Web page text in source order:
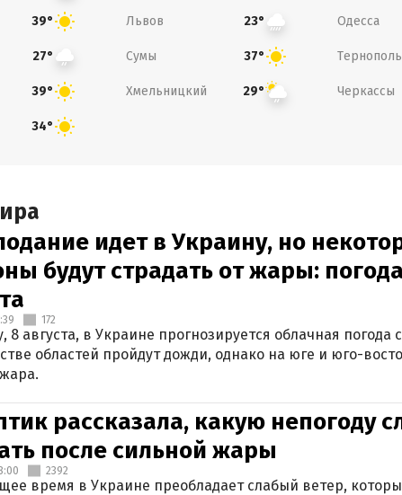
39° Львов 23° Одесса
27° Сумы 37° Тернополь
39° Хмельницкий 29° Черкассы
34°
идет в Украину, но
будут страдать от жары:
172
8 августа, в Украине прогнозируется облачная
областей пройдут дожди, однако на юге и юго-
рассказала, какую непогоду
после сильной жары
2392
время в Украине преобладает слабый ветер,